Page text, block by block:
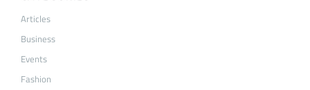
Articles
Business
Events
Fashion